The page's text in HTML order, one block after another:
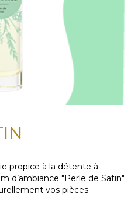
propice à la détente à
d’ambiance "Perle de Satin"
vos pièces.